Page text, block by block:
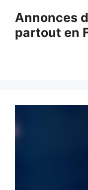
contenu
Annonces
partout en